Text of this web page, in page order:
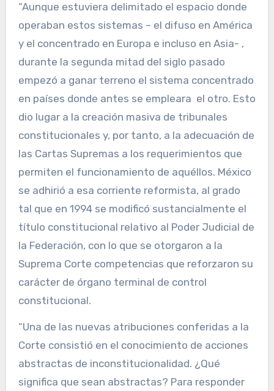
“Aunque estuviera delimitado el espacio donde
operaban estos sistemas – el difuso en América
y el concentrado en Europa e incluso en Asia- ,
durante la segunda mitad del siglo pasado
empezó a ganar terreno el sistema concentrado
en países donde antes se empleara el otro. Esto
dio lugar a la creación masiva de tribunales
constitucionales y, por tanto, a la adecuación de
las Cartas Supremas a los requerimientos que
permiten el funcionamiento de aquéllos. México
se adhirió a esa corriente reformista, al grado
tal que en 1994 se modificó sustancialmente el
título constitucional relativo al Poder Judicial de
la Federación, con lo que se otorgaron a la
Suprema Corte competencias que reforzaron su
carácter de órgano terminal de control
constitucional.
“Una de las nuevas atribuciones conferidas a la
Corte consistió en el conocimiento de acciones
abstractas de inconstitucionalidad. ¿Qué
significa que sean abstractas? Para responder